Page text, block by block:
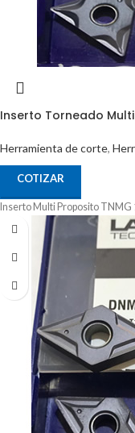
Inserto Torneado Multi
Herramienta de corte,
COTIZAR
Inserto Multi Proposito TNMG